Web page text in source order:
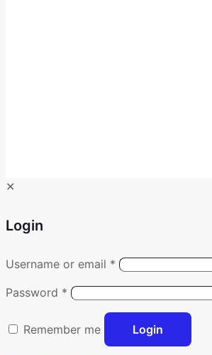
✕
Login
Username or email *
Password *
Remember me Login